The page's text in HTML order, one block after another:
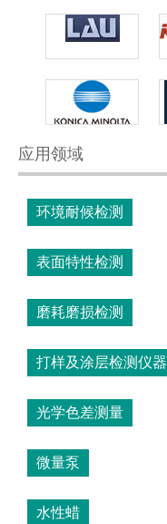
应用领域
环境耐候检测
表面特性检测
磨耗磨损检测
打样及涂层检测仪器
光学色差测量
微量泵
水性蜡